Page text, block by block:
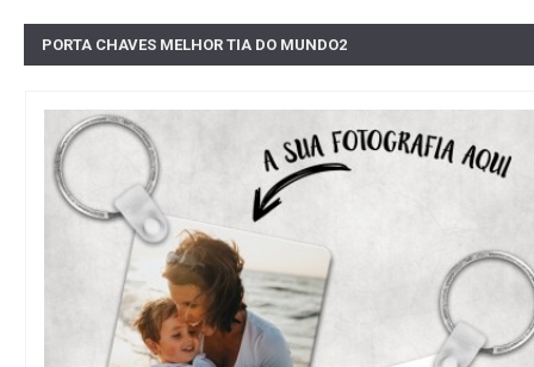
PORTA CHAVES MELHOR TIA DO MUNDO2